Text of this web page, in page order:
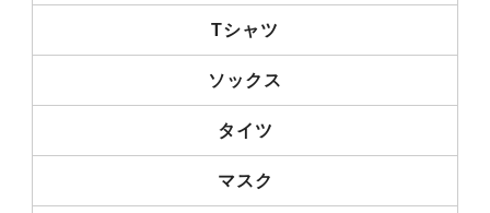
Tシャツ
ソックス
タイツ
マスク